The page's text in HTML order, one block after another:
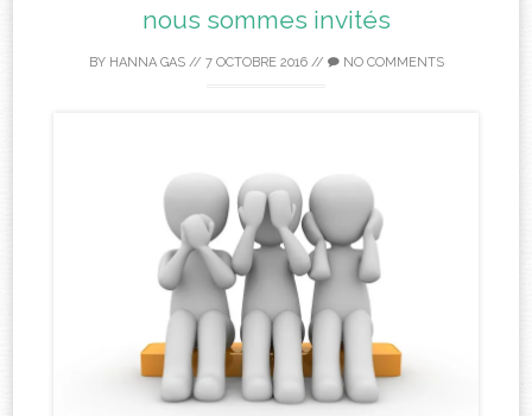
nous sommes invités
BY HANNA GAS// 7 OCTOBRE 2016// NO COMMENTS